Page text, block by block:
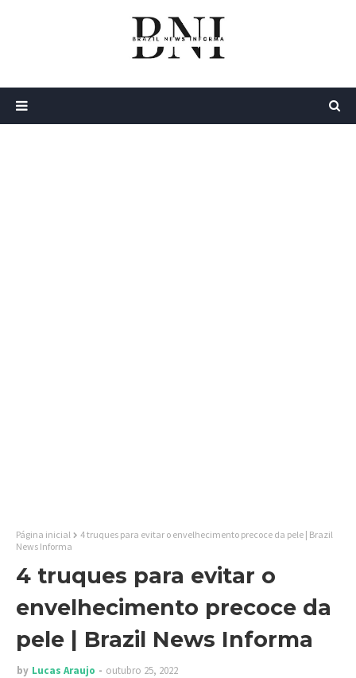
Página inicial
4 truques para evitar o envelhecimento precoce da pele | Brazil
News Informa
4 truques para evitar o
envelhecimento precoce da
pele | Brazil News Informa
by Lucas Araujo outubro 25, 2022